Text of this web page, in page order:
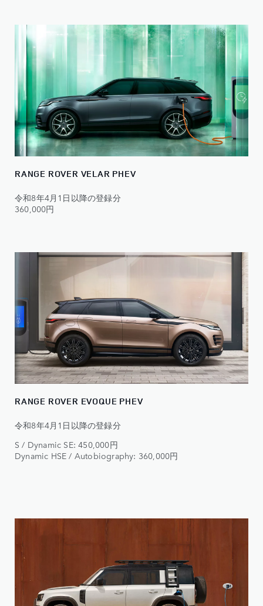
RANGE ROVER VELAR PHEV
令和8年4月1日以降の登録分
360,000円
RANGE ROVER EVOQUE PHEV
令和8年4月1日以降の登録分​
S / Dynamic SE: 450,000円​
Dynamic HSE / Autobiography: 360,000円